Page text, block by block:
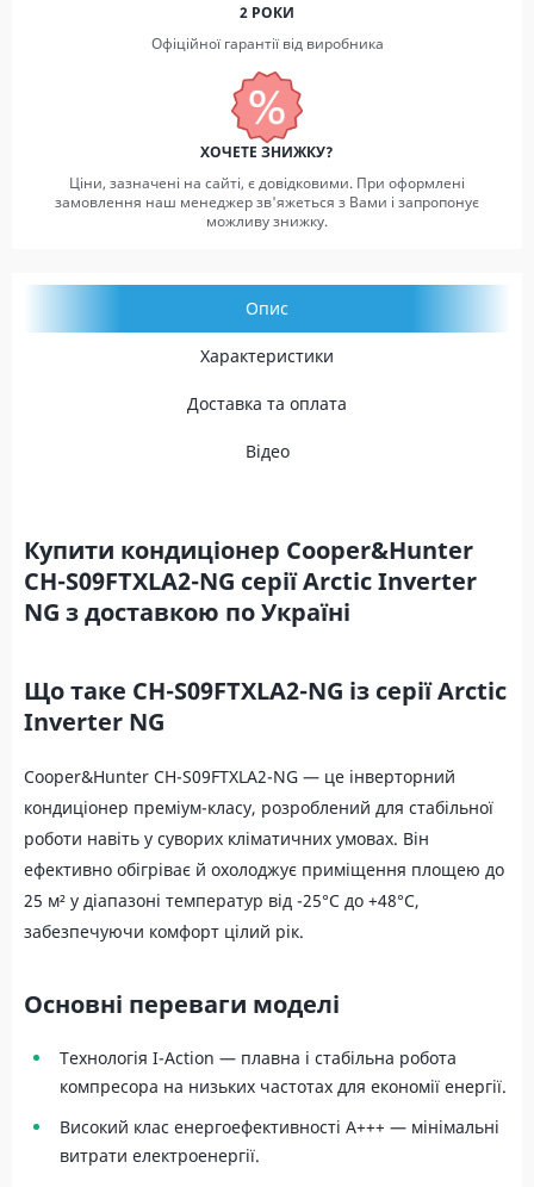
2 РОКИ
Офіційної гарантії від виробника
ХОЧЕТЕ ЗНИЖКУ?
Ціни, зазначені на сайті, є довідковими. При оформлені
замовлення наш менеджер зв'яжеться з Вами і запропонує
можливу знижку.
Опис
Характеристики
Доставка та оплата
Відео
Купити кондиціонер Cooper&Hunter
CH-S09FTXLA2-NG серії Arctic Inverter
NG з доставкою по Україні
Що таке CH-S09FTXLA2-NG із серії Arctic
Inverter NG
Cooper&Hunter CH-S09FTXLA2-NG — це інверторний
кондиціонер преміум-класу, розроблений для стабільної
роботи навіть у суворих кліматичних умовах. Він
ефективно обігріває й охолоджує приміщення площею до
25 м² у діапазоні температур від -25°C до +48°C,
забезпечуючи комфорт цілий рік.
Основні переваги моделі
Технологія I-Action — плавна і стабільна робота
компресора на низьких частотах для економії енергії.
Високий клас енергоефективності A+++ — мінімальні
витрати електроенергії.